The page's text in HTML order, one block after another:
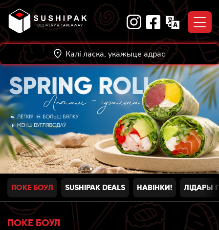
Skip
content
Калі ласка, укажыце адрас
ПОКЕ БОУЛ SUSHIPAK DEALS НАВIНКИ! ЛІДАРЫ
ПОКЕ БОУЛ